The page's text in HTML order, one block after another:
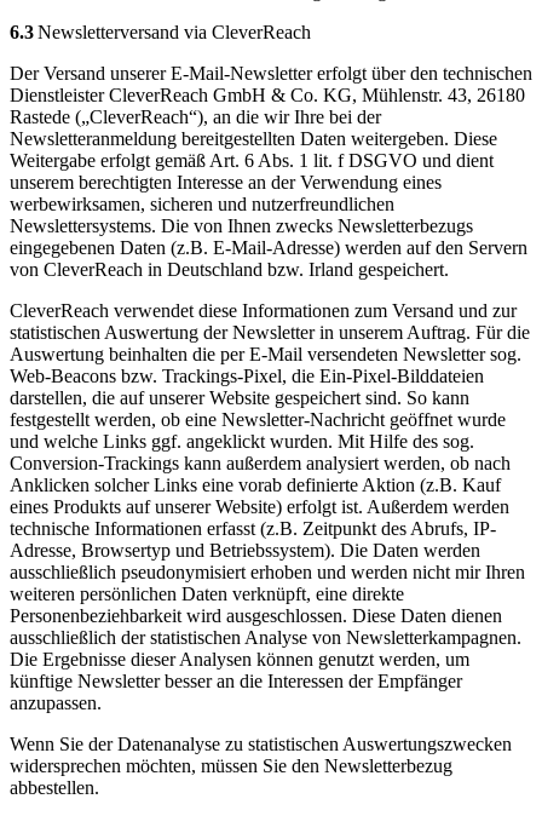
6.3Newsletterversand via CleverReach
Der Versand unserer E-Mail-Newsletter erfolgt über den technischen
Dienstleister CleverReach GmbH & Co. KG, Mühlenstr. 43, 26180
Rastede („CleverReach“), an die wir Ihre bei der
Newsletteranmeldung bereitgestellten Daten weitergeben. Diese
Weitergabe erfolgt gemäß Art. 6 Abs. 1 lit. f DSGVO und dient
unserem berechtigten Interesse an der Verwendung eines
werbewirksamen, sicheren und nutzerfreundlichen
Newslettersystems. Die von Ihnen zwecks Newsletterbezugs
eingegebenen Daten (z.B. E-Mail-Adresse) werden auf den Servern
von CleverReach in Deutschland bzw. Irland gespeichert.
CleverReach verwendet diese Informationen zum Versand und zur
statistischen Auswertung der Newsletter in unserem Auftrag. Für die
Auswertung beinhalten die per E-Mail versendeten Newsletter sog.
Web-Beacons bzw. Trackings-Pixel, die Ein-Pixel-Bilddateien
darstellen, die auf unserer Website gespeichert sind. So kann
festgestellt werden, ob eine Newsletter-Nachricht geöffnet wurde
und welche Links ggf. angeklickt wurden. Mit Hilfe des sog.
Conversion-Trackings kann außerdem analysiert werden, ob nach
Anklicken solcher Links eine vorab definierte Aktion (z.B. Kauf
eines Produkts auf unserer Website) erfolgt ist. Außerdem werden
technische Informationen erfasst (z.B. Zeitpunkt des Abrufs, IP-
Adresse, Browsertyp und Betriebssystem). Die Daten werden
ausschließlich pseudonymisiert erhoben und werden nicht mir Ihren
weiteren persönlichen Daten verknüpft, eine direkte
Personenbeziehbarkeit wird ausgeschlossen. Diese Daten dienen
ausschließlich der statistischen Analyse von Newsletterkampagnen.
Die Ergebnisse dieser Analysen können genutzt werden, um
künftige Newsletter besser an die Interessen der Empfänger
anzupassen.
Wenn Sie der Datenanalyse zu statistischen Auswertungszwecken
widersprechen möchten, müssen Sie den Newsletterbezug
abbestellen.